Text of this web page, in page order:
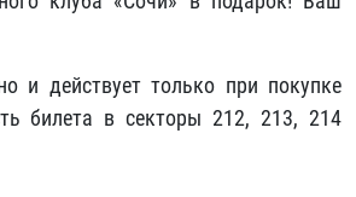
и действует только при покупке
билета в секторы 212, 213, 214